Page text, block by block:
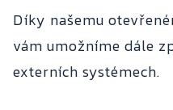
Díky našemu
vám umožníme dále
externích systémech.